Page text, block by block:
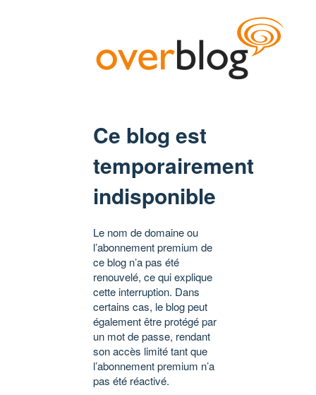
Ce blog est
temporairement
indisponible
Le nom de domaine ou
l’abonnement premium de
ce blog n’a pas été
renouvelé, ce qui explique
cette interruption. Dans
certains cas, le blog peut
également être protégé par
un mot de passe, rendant
son accès limité tant que
l’abonnement premium n’a
pas été réactivé.